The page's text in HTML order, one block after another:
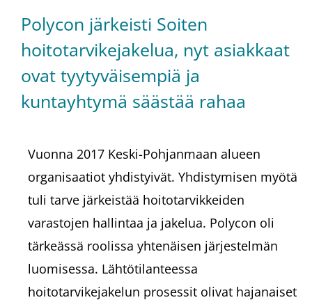
Polycon järkeisti Soiten
hoitotarvikejakelua, nyt asiakkaat
ovat tyytyväisempiä ja
kuntayhtymä säästää rahaa
Vuonna 2017 Keski-Pohjanmaan alueen
organisaatiot yhdistyivät. Yhdistymisen myötä
tuli tarve järkeistää hoitotarvikkeiden
varastojen hallintaa ja jakelua. Polycon oli
tärkeässä roolissa yhtenäisen järjestelmän
luomisessa. Lähtötilanteessa
hoitotarvikejakelun prosessit olivat hajanaiset